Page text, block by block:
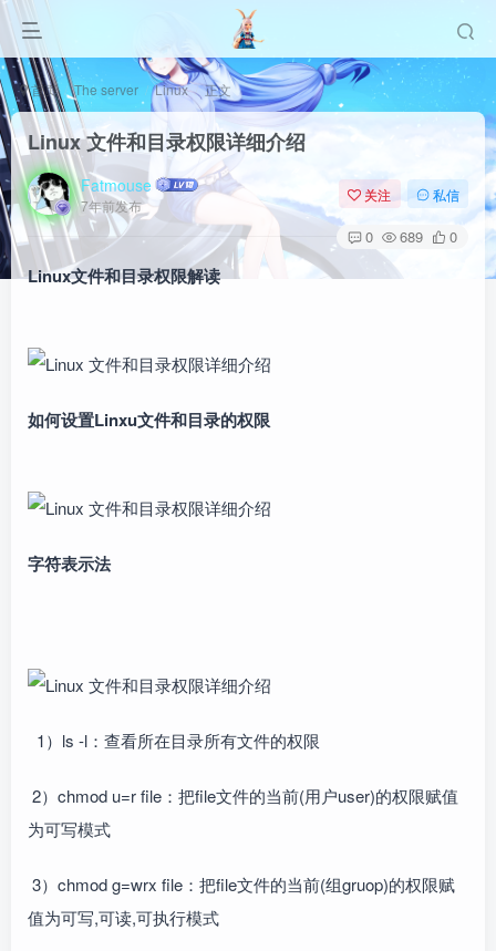
首页 The server Linux 正文
Linux 文件和目录权限详细介绍
Fatmouse
7年前发布
关注 私信
0 689 0
Linux文件和目录权限解读
如何设置Linxu文件和目录的权限
字符表示法
1）ls -l：查看所在目录所有文件的权限
2）chmod u=r file：把file文件的当前(用户user)的权限赋值
为可写模式
3）chmod g=wrx file：把file文件的当前(组gruop)的权限赋
值为可写,可读,可执行模式